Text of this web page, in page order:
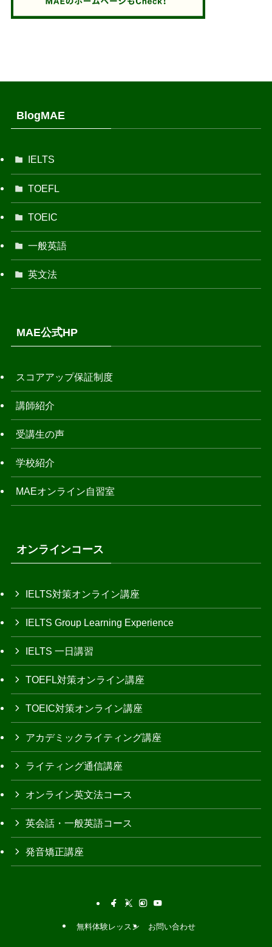
BlogMAE
IELTS
TOEFL
TOEIC
一般英語
英文法
MAE公式HP
スコアアップ保証制度
講師紹介
受講生の声
学校紹介
MAEオンライン自習室
オンラインコース
IELTS対策オンライン講座
IELTS Group Learning Experience
IELTS 一日講習
TOEFL対策オンライン講座
TOEIC対策オンライン講座
アカデミックライティング講座
ライティング通信講座
オンライン英文法コース
英会話・一般英語コース
発音矯正講座
無料体験レッスン お問い合わせ